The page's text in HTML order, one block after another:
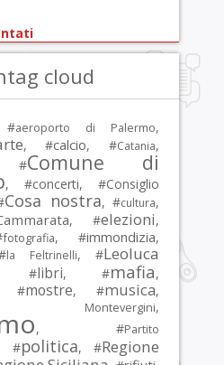
cloud
aeroporto di Palermo,
, #calcio, #Catania,
Comune di
, #concerti, #Consiglio
Cosa nostra, #cultura,
, #elezioni,
fotografia, #immondizia,
la Feltrinelli, #Leoluca
#libri, #mafia,
#mostre, #musica,
Montevergini,
, #Partito
#politica, #Regione